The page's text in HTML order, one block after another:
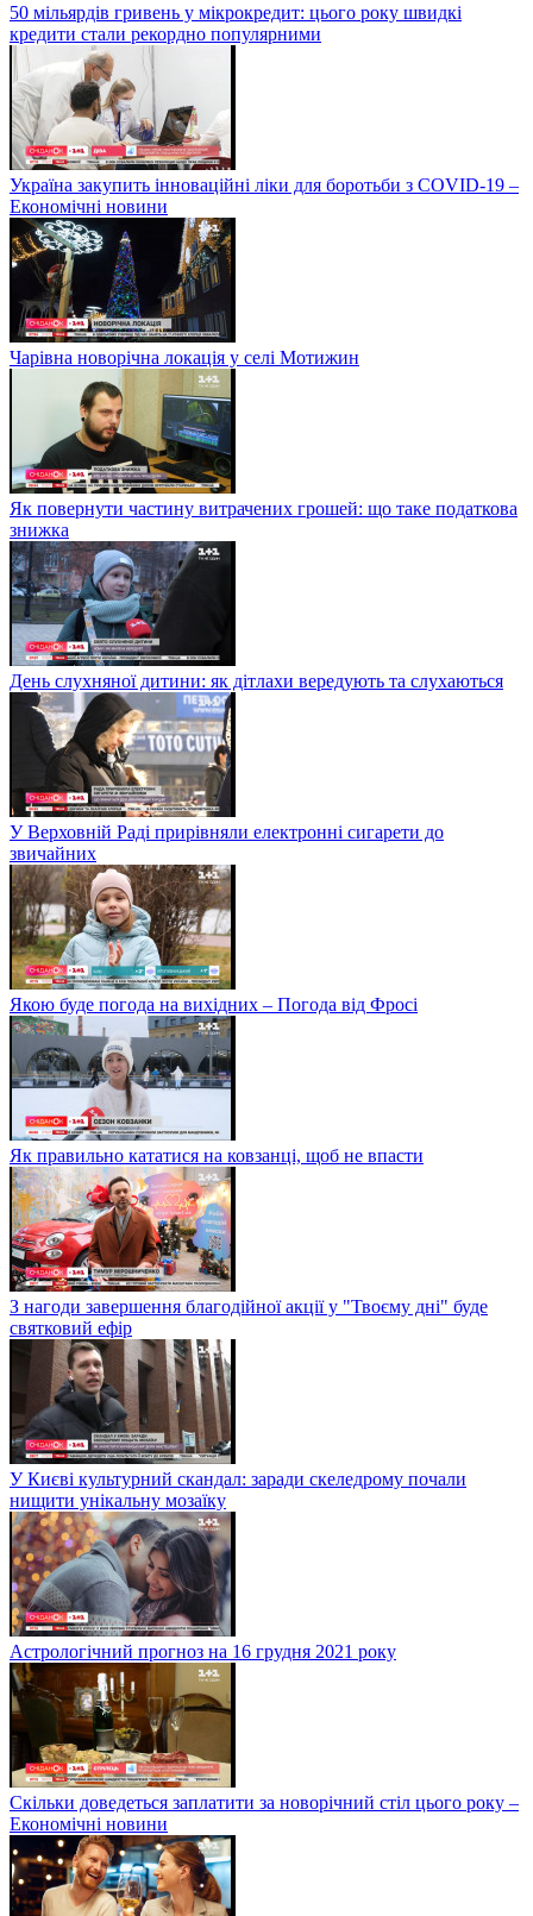
50 мільярдів гривень у мікрокредит: цього року швидкі
кредити стали рекордно популярними
Україна закупить інноваційні ліки для боротьби з COVID-19 –
Економічні новини
Чарівна новорічна локація у селі Мотижин
Як повернути частину витрачених грошей: що таке податкова
знижка
День слухняної дитини: як дітлахи вередують та слухаються
У Верховній Раді прирівняли електронні сигарети до
звичайних
Якою буде погода на вихідних – Погода від Фросі
Як правильно кататися на ковзанці, щоб не впасти
З нагоди завершення благодійної акції у "Твоєму дні" буде
святковий ефір
У Києві культурний скандал: заради скеледрому почали
нищити унікальну мозаїку
Астрологічний прогноз на 16 грудня 2021 року
Скільки доведеться заплатити за новорічний стіл цього року –
Економічні новини